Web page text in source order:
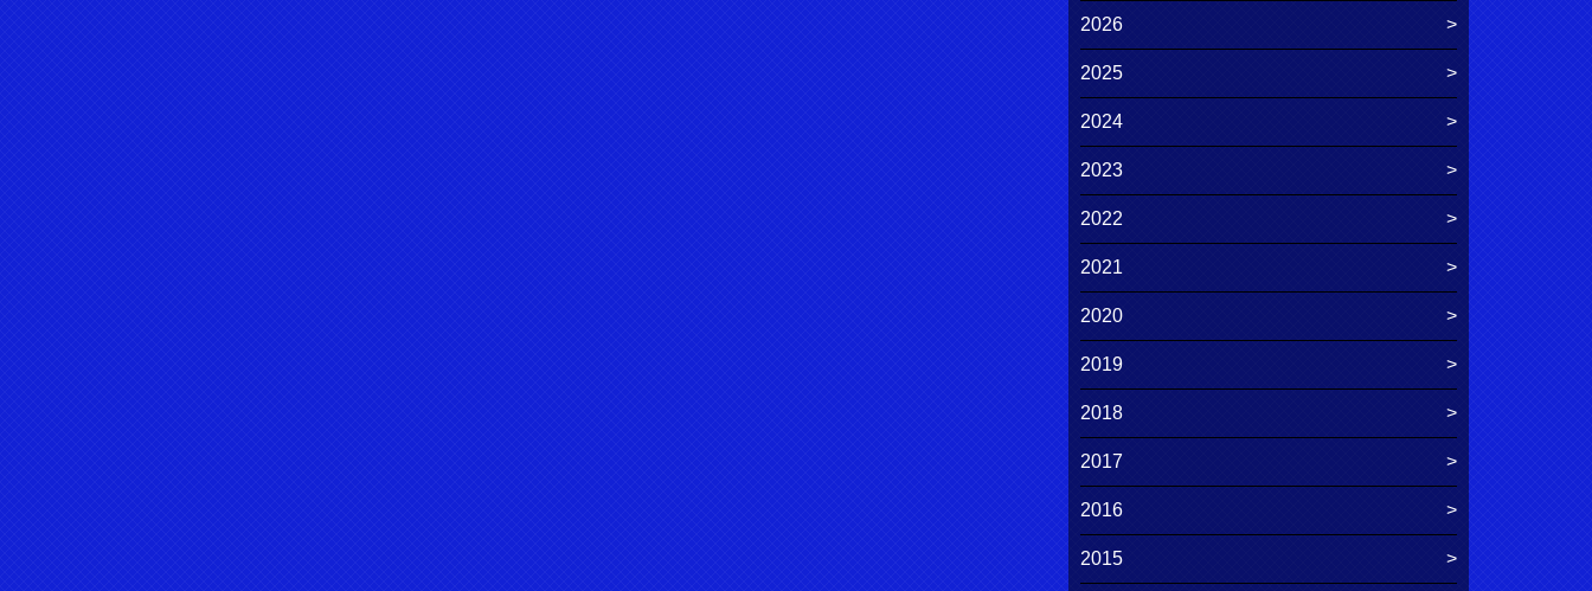
2026
2025
2024
2023
2022
2021
2020
2019
2018
2017
2016
2015